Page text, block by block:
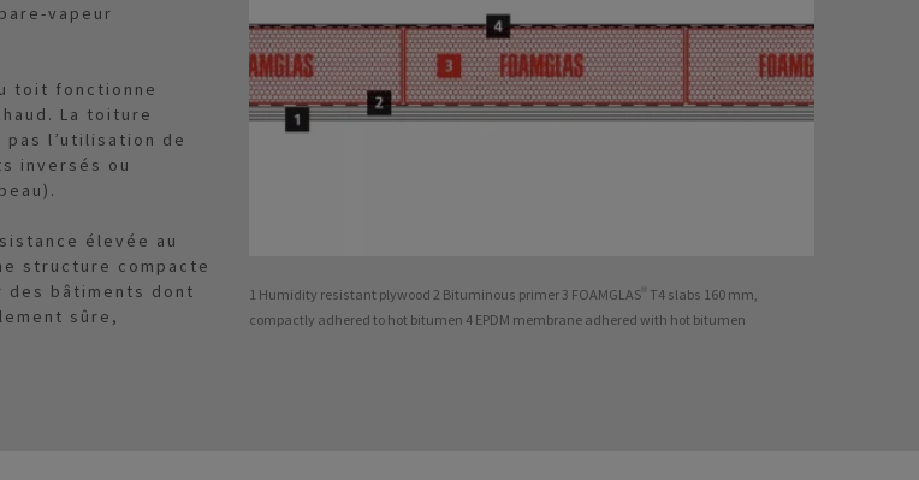
vapeur
toit fonctionne
La toiture
pas l’utilisation de
inversés ou
élevée au
structure compacte
des bâtiments dont
sûre,
1 Humidity resistant plywood 2 Bituminous primer 3 FOAMGLAS® T4 slabs 160 mm,
compactly adhered to hot bitumen 4 EPDM membrane adhered with hot bitumen